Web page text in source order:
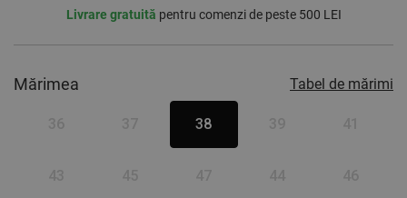
Livrare gratuită pentru comenzi de peste 500 LEI
Mărimea Tabel de mărimi
38